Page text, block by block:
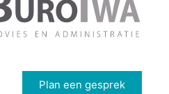
Plan een gesprek